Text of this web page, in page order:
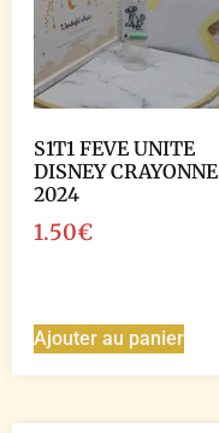
S1T1 FEVE UNITE
DISNEY CRAYONNE
2024
1.50€
Ajouter au panier